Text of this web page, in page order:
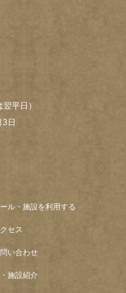
平日）
日
ル・施設を利用する
セス
い合わせ
施設紹介